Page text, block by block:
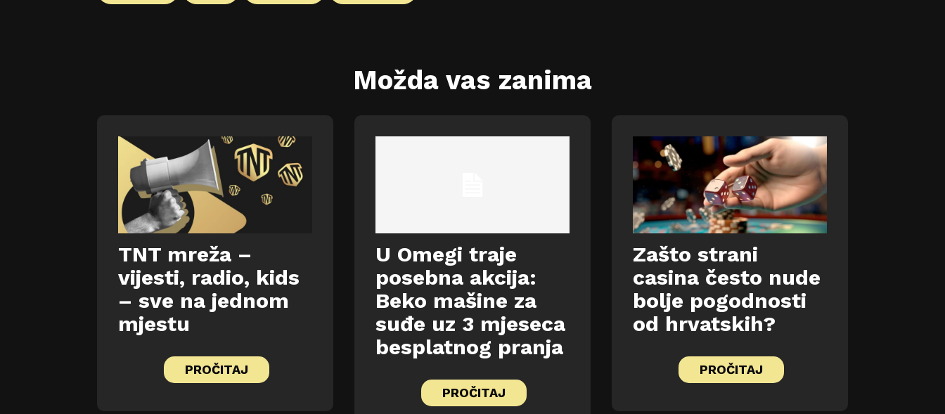
Možda vas zanima
TNT mreža –
vijesti, radio, kids
– sve na jednom
mjestu
PROČITAJ
U Omegi traje
posebna akcija:
Beko mašine za
suđe uz 3 mjeseca
besplatnog pranja
PROČITAJ
Zašto strani
casina često nude
bolje pogodnosti
od hrvatskih?
PROČITAJ